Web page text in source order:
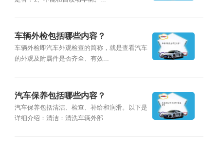
车辆外检包括哪些内容？
车辆外检即汽车外观检查的简称，就是查看汽车
的外观及附属件是否齐全、有效...
汽车保养包括哪些内容？
汽车保养包括清洁、检查、补给和润滑。以下是
详细介绍：清洁：清洗车辆外部...